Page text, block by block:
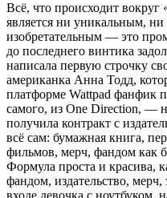
Всё, что происходит вокруг
является ни уникальным,
изобретательным — это
до последнего винтика
написала первую строчку
американка Анна Тодд,
платформе Wattpad фанфик
самого, из One Direction, —
получила контракт с
всё сам: бумажная книга,
фильмов, мерч, фандом как
Формула проста и красива,
фандом, издательство,
входе девочка с